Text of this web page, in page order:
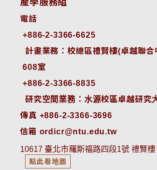
電話
+886-2-3366-6625
計畫業務：校總區禮賢樓(卓越聯合
608室
+886-2-3366-8835
研究空間業務：水源校區卓越研究
傳真 +886-2-3366-3696
信箱 ordicr@ntu.edu.tw
10617 臺北市羅斯福路四段1號 禮賢
點此看地圖